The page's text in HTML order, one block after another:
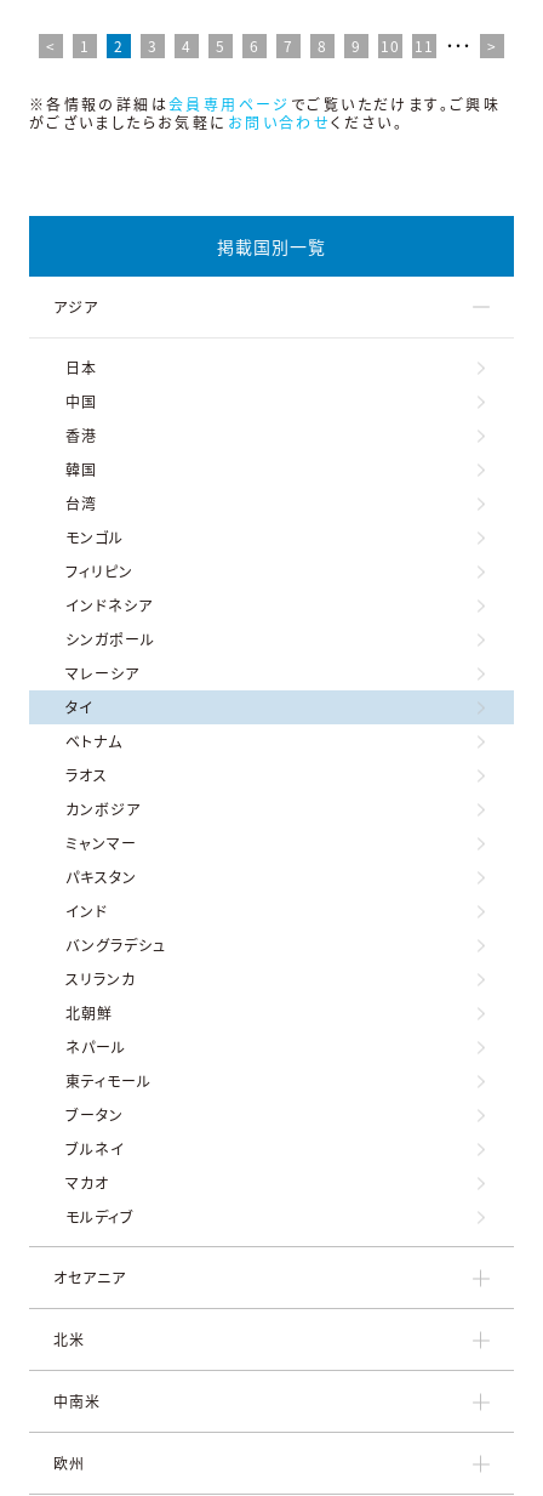
< 1 2 3 4 5 6 7 8 9 10 11 ・・・ >
※各情報の詳細は会員専用ページ でご覧いただけます。ご興味
がございましたらお気軽に お問い合わせください。
掲載国別一覧
アジア
日本
中国
香港
韓国
台湾
モンゴル
フィリピン
インドネシア
シンガポール
マレーシア
タイ
ベトナム
ラオス
カンボジア
ミャンマー
パキスタン
インド
バングラデシュ
スリランカ
北朝鮮
ネパール
東ティモール
ブータン
ブルネイ
マカオ
モルディブ
オセアニア
北米
中南米
欧州